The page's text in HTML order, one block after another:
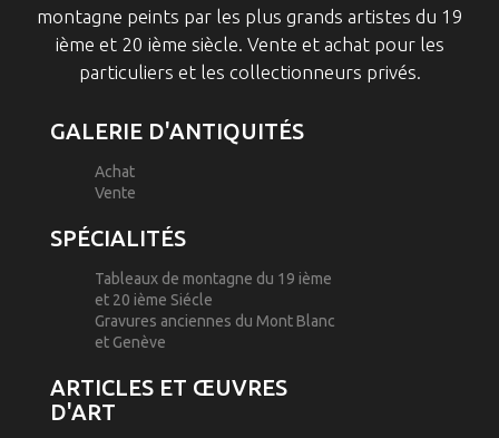
montagne peints par les plus grands artistes du 19
ième et 20 ième siècle. Vente et achat pour les
particuliers et les collectionneurs privés.
GALERIE D'ANTIQUITÉS
Achat
Vente
SPÉCIALITÉS
Tableaux de montagne du 19 ième
et 20 ième Siécle
Gravures anciennes du Mont Blanc
et Genève
ARTICLES ET ŒUVRES
D'ART